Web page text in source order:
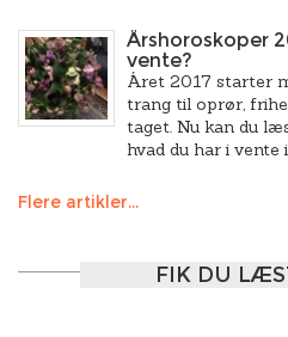
Årshoroskoper
vente?
Året 2017 starter
trang til oprør,
taget. Nu kan du
hvad du har i vente
Flere artikler...
FIK DU